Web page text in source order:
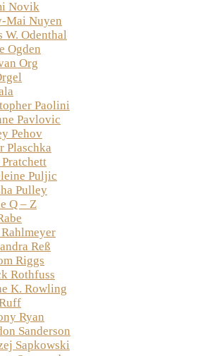
Novik
Mai Nuyen
W. Odenthal
Ogden
Org
Paolini
Pavlovic
Pehov
Plaschka
Puljic
Pulley
Q – Z
Reß
Riggs
Rothfuss
K. Rowling
Ryan
Sanderson
Sapkowski